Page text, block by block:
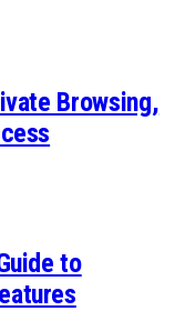
Browsing,
to